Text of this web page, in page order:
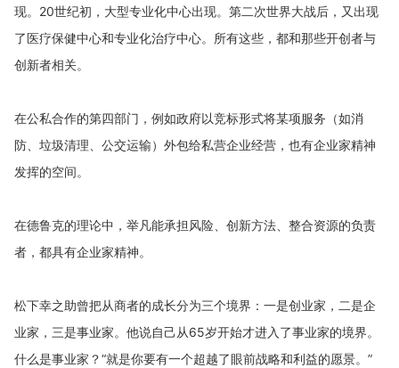
现。 20世纪初，大型专业化中心出现。第二次世界大战后，又出现
了医疗保健中心和专业化治疗中心。所有这些，都和那些开创者与
创新者相关。
在公私合作的第四部门，例如政府以竞标形式将某项服务（如消
防、垃圾清理、公交运输）外包给私营企业经营，也有企业家精神
发挥的空间。
在德鲁克的理论中，举凡能承担风险、创新方法、整合资源的负责
者，都具有企业家精神。
松下幸之助曾把从商者的成长分为三个境界：一是创业家，二是企
业家，三是事业家。他说自己从65岁开始才进入了事业家的境界。
什么是事业家？“就是你要有一个超越了眼前战略和利益的愿景。”